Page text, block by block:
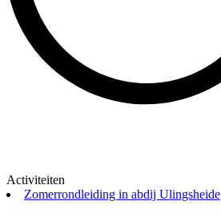
Activiteiten
Zomerrondleiding in abdij Ulingsheide